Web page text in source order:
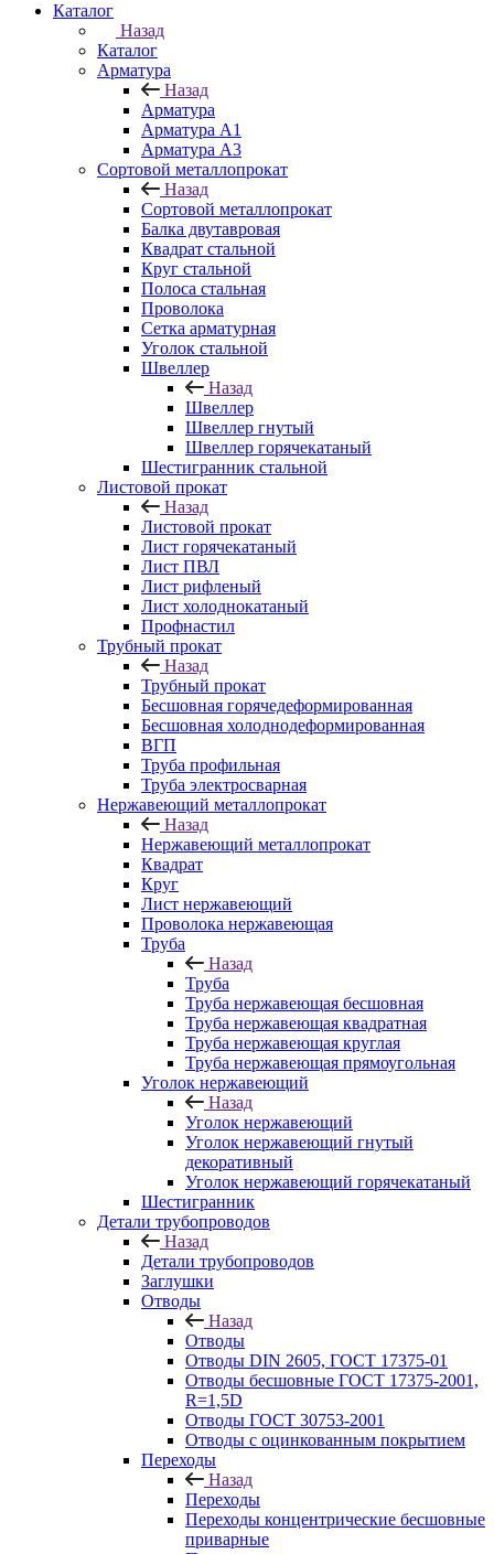
Каталог
Назад
Каталог
Арматура
Назад
Арматура
Арматура A1
Арматура А3
Сортовой металлопрокат
Назад
Сортовой металлопрокат
Балка двутавровая
Квадрат стальной
Круг стальной
Полоса стальная
Проволока
Сетка арматурная
Уголок стальной
Швеллер
Назад
Швеллер
Швеллер гнутый
Швеллер горячекатаный
Шестигранник стальной
Листовой прокат
Назад
Листовой прокат
Лист горячекатаный
Лист ПВЛ
Лист рифленый
Лист холоднокатаный
Профнастил
Трубный прокат
Назад
Трубный прокат
Бесшовная горячедеформированная
Бесшовная холоднодеформированная
ВГП
Труба профильная
Труба электросварная
Нержавеющий металлопрокат
Назад
Нержавеющий металлопрокат
Квадрат
Круг
Лист нержавеющий
Проволока нержавеющая
Труба
Назад
Труба
Труба нержавеющая бесшовная
Труба нержавеющая квадратная
Труба нержавеющая круглая
Труба нержавеющая прямоугольная
Уголок нержавеющий
Назад
Уголок нержавеющий
Уголок нержавеющий гнутый
декоративный
Уголок нержавеющий горячекатаный
Шестигранник
Детали трубопроводов
Назад
Детали трубопроводов
Заглушки
Отводы
Назад
Отводы
Отводы DIN 2605, ГОСТ 17375-01
Отводы бесшовные ГОСТ 17375-2001,
R=1,5D
Отводы ГОСТ 30753-2001
Отводы с оцинкованным покрытием
Переходы
Назад
Переходы
Переходы концентрические бесшовные
приварные